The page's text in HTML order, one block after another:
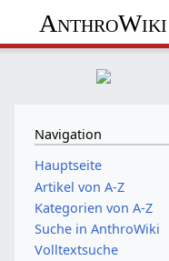
AnthroWiki
Navigation
Hauptseite
Artikel von A-Z
Kategorien von A-Z
Suche in AnthroWiki
Volltextsuche